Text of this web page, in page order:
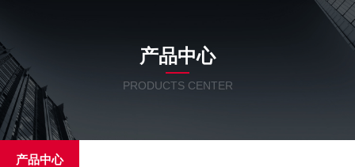
产品中心
PRODUCTS CENTER
产品中心